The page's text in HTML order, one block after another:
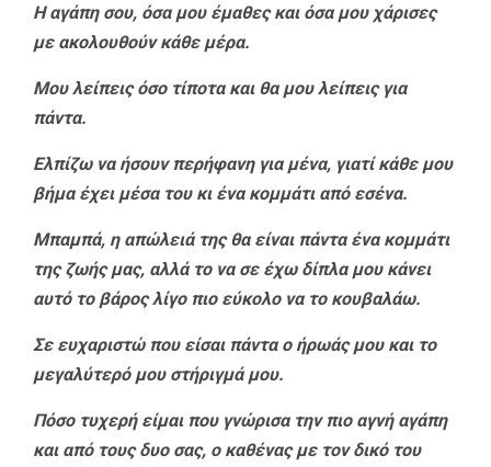
Η αγάπη σου, όσα μου έμαθες και όσα μου χάρισες
με ακολουθούν κάθε μέρα.
Μου λείπεις όσο τίποτα και θα μου λείπεις για
πάντα.
Ελπίζω να ήσουν περήφανη για μένα, γιατί κάθε μου
βήμα έχει μέσα του κι ένα κομμάτι από εσένα.
Μπαμπά, η απώλειά της θα είναι πάντα ένα κομμάτι
της ζωής μας, αλλά το να σε έχω δίπλα μου κάνει
αυτό το βάρος λίγο πιο εύκολο να το κουβαλάω.
Σε ευχαριστώ που είσαι πάντα ο ήρωάς μου και το
μεγαλύτερό μου στήριγμά μου.
Πόσο τυχερή είμαι που γνώρισα την πιο αγνή αγάπη
και από τους δυο σας, ο καθένας με τον δικό του